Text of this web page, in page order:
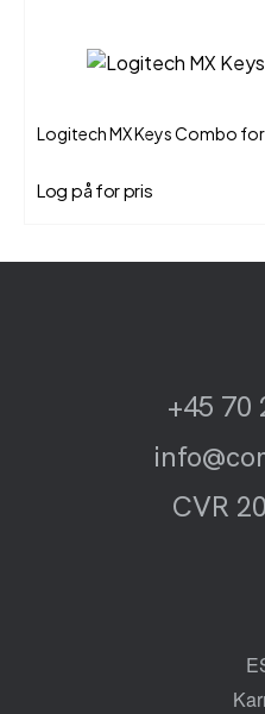
Logitech MX Keys Combo
Log på for pris
+45 70
CVR